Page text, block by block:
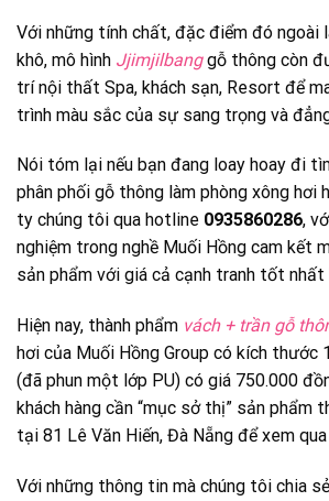
Với những tính chất, đặc điểm đó ngoài
khô, mô hình Jjimjilbanggỗ thông còn
trí nội thất Spa, khách sạn, Resort để
trình màu sắc của sự sang trọng và
Nói tóm lại nếu bạn đang loay hoay đi
phân phối gỗ thông làm phòng xông hơi
ty chúng tôi qua hotline 0935860286,
nghiệm trong nghề Muối Hồng cam kết
sản phẩm với giá cả cạnh tranh tốt nhất
Hiện nay, thành phẩm vách + trần gỗ
hơi của Muối Hồng Group có kích thước
(đã phun một lớp PU) có giá 750.000
khách hàng cần “mục sở thị” sản phẩm
tại 81 Lê Văn Hiến, Đà Nẵng để xem
Với những thông tin mà chúng tôi chia